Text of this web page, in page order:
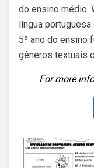
do ensino médio.
língua
5º ano do ensino
gêneros textuais
For more